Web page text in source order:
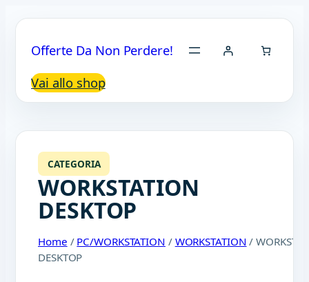
Offerte Da Non Perdere!
Vai allo shop
CATEGORIA
WORKSTATION
DESKTOP
Home / PC/WORKSTATION / WORKSTATION /
DESKTOP